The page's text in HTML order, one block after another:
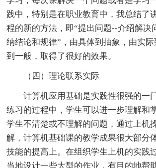
践中，特别是在职业教育中，我总结了
程的新的方法，即“提出问题--介绍解决
纳结论和规律”，由具体到抽象，由实际
到一般，取得了很好的效果。
（四）理论联系实际
计算机应用基础是实践性很强的一
练习的过程中，学生可以进一步理解和
学生不清楚或不理解的问题，通过上机
解，计算机基础课的教学成果很大部分
技能的提高上。在组织学生上机的实践
当地设计一些大型的作业，有目的地帮